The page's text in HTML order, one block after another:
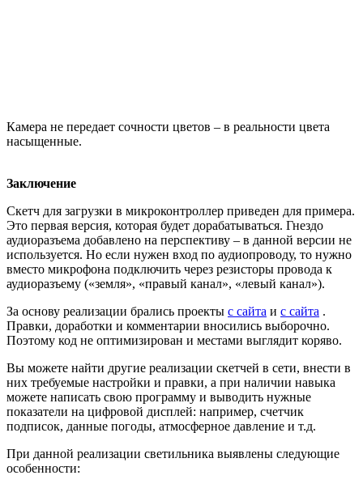
Камера не передает сочности цветов – в реальности цвета
насыщенные.
Заключение
Скетч для загрузки в микроконтроллер приведен для примера.
Это первая версия, которая будет дорабатываться. Гнездо
аудиоразъема добавлено на перспективу – в данной версии не
используется. Но если нужен вход по аудиопроводу, то нужно
вместо микрофона подключить через резисторы провода к
аудиоразъему («земля», «правый канал», «левый канал»).
За основу реализации брались проекты с сайта и с сайта .
Правки, доработки и комментарии вносились выборочно.
Поэтому код не оптимизирован и местами выглядит коряво.
Вы можете найти другие реализации скетчей в сети, внести в
них требуемые настройки и правки, а при наличии навыка
можете написать свою программу и выводить нужные
показатели на цифровой дисплей: например, счетчик
подписок, данные погоды, атмосферное давление и т.д.
При данной реализации светильника выявлены следующие
особенности: